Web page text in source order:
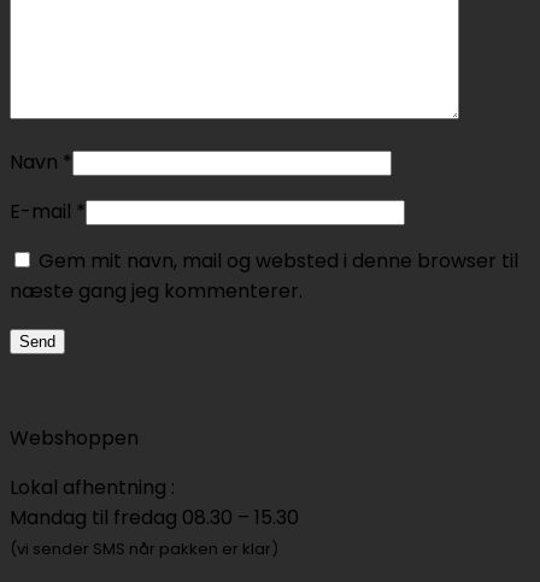
Navn *
E-mail *
Gem mit navn, mail og websted i denne browser til
næste gang jeg kommenterer.
Webshoppen
Lokal afhentning :
Mandag til fredag 08.30 – 15.30
(vi sender SMS når pakken er klar)